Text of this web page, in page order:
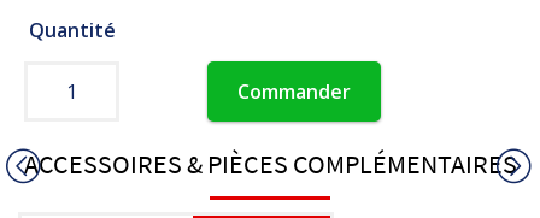
Quantité
Commander
ACCESSOIRES & PIÈCES COMPLÉMENTAIRES